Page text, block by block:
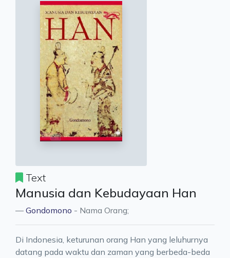
Text
Manusia dan Kebudayaan Han
Gondomono - Nama Orang;
Di Indonesia, keturunan orang Han yang leluhurnya
datang pada waktu dan zaman yang berbeda-beda